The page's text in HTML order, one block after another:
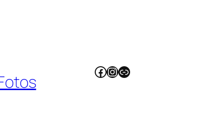
Facebook
Instagram
Link